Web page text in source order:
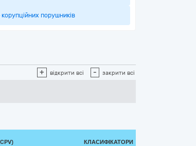
корупційних порушників
+ відкрити всі - закрити всі
КЛАСИФІКАТОРИ